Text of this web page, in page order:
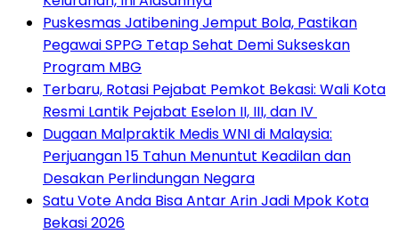
Puskesmas Jatibening Jemput Bola, Pastikan
Pegawai SPPG Tetap Sehat Demi Sukseskan
Program MBG
‎Terbaru, Rotasi Pejabat Pemkot Bekasi: Wali Kota
Resmi Lantik Pejabat Eselon II, III, dan IV ‎
‎Dugaan Malpraktik Medis WNI di Malaysia:
Perjuangan 15 Tahun Menuntut Keadilan dan
Desakan Perlindungan Negara
Satu Vote Anda Bisa Antar Arin Jadi Mpok Kota
Bekasi 2026